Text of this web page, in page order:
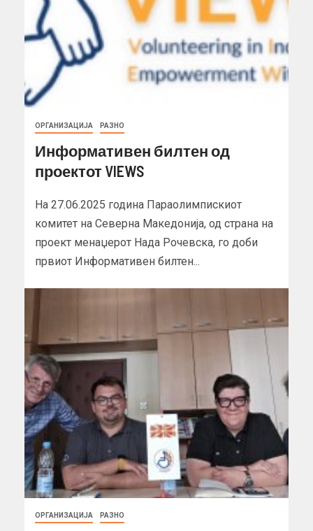
ОРГАНИЗАЦИЈА РАЗНО
Информативен билтен од
проектот VIEWS
На 27.06.2025 година Параолимпискиот
комитет на Северна Македонија, од страна на
проект менаџерот Нада Рочевска, го доби
првиот Информативен билтен...
ОРГАНИЗАЦИЈА РАЗНО